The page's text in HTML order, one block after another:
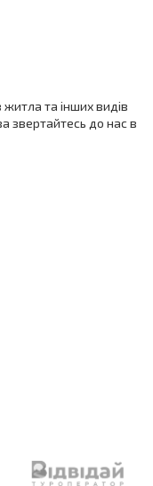
та інших видів
звертайтесь до нас в